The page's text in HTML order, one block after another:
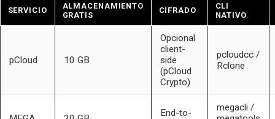
SERVICIO
ALMACENAMIENTO
GRATIS
CIFRADO
CLI
NATIVO
pCloud 10 GB
Opcional
client-
side
(pCloud
Crypto)
pcloudcc /
Rclone
End-to-
megacli /